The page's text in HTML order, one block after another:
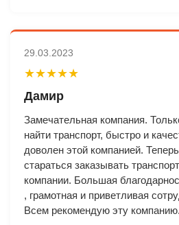
29.03.2023
★★★★★
Дамир
Замечательная компания.
найти транспорт, быстро и
доволен этой компанией.
стараться заказывать
компании. Большая
, грамотная и приветливая
Всем рекомендую эту компанию.